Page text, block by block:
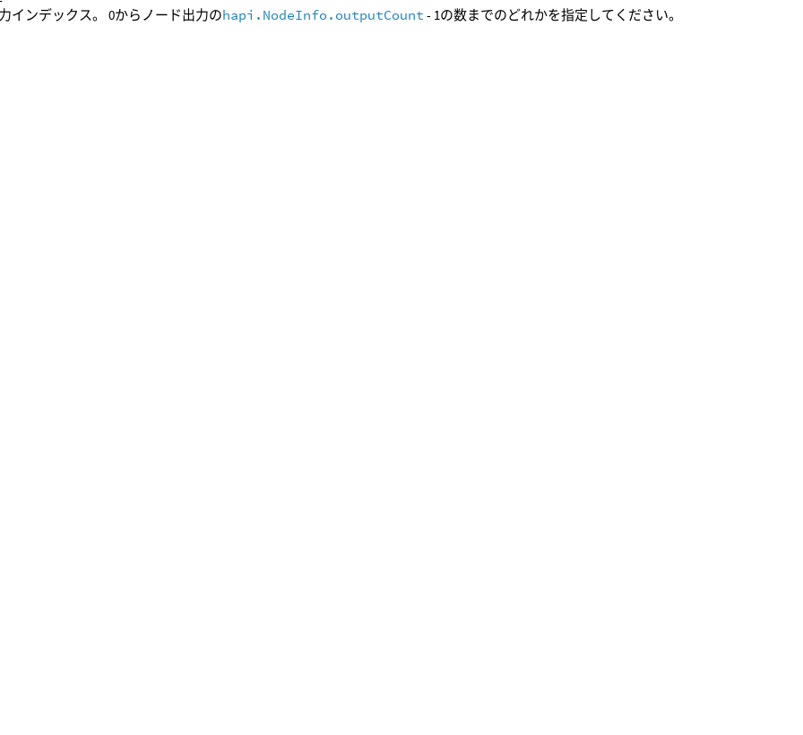
インデックス。 0からノード出力のhapi.NodeInfo.outputCount - 1の数までのどれかを指定してください。